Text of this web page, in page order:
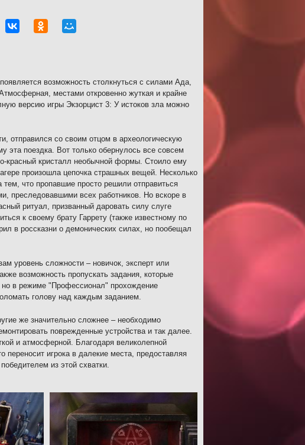
возможность столкнуться с силами Ада,
местами откровенно жуткая и крайне
версию игры Экзорцист 3: У истоков зла можно
отправился со своим отцом в археологическую
поездка. Вот только обернулось все совсем
красный кристалл необычной формы. Стоило ему
произошла цепочка страшных вещей. Несколько
что пропавшие просто решили отправиться
преследовавшими всех работников. Но вскоре в
ритуал, призванный даровать силу слуге
к своему брату Гаррету (также известному по
в россказни о демонических силах, но пообещал
уровень сложности – новичок, эксперт или
возможность пропускать задания, которые
но в режиме "Профессионал" прохождение
голову над каждым заданием.
же значительно сложнее – необходимо
поврежденные устройства и так далее.
и атмосферной. Благодаря великолепной
игрока в далекие места, предоставляя
из этой схватки.